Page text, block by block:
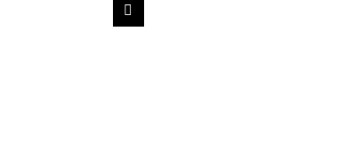
Poprzedni